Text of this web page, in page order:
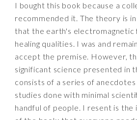
I bought this book because a
recommended it. The theory is
that the earth's electromagnetic
healing qualities. I was and
accept the premise. However,
significant science presented in
consists of a series of
studies done with minimal
handful of people. I resent is the